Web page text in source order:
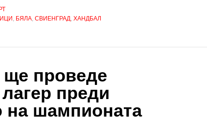
, БЯЛА, СВИЕНГРАД, ХАНДБАЛ
проведе
преди
на шампионата